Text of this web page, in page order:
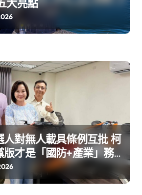
大亮點
人對無人載具條例互批 柯
版才是「國防+產業」務